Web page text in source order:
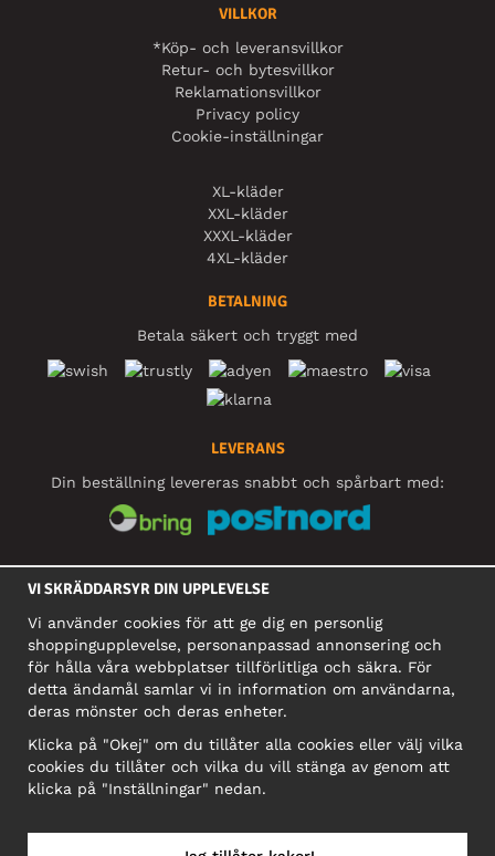
VILLKOR
*Köp- och leveransvillkor
Retur- och bytesvillkor
Reklamationsvillkor
Privacy policy
Cookie-inställningar
XL-kläder
XXL-kläder
XXXL-kläder
4XL-kläder
BETALNING
Betala säkert och tryggt med
LEVERANS
Din beställning levereras snabbt och spårbart med:
SOCIALA MEDIER
FÖRETAG
Motley Denim Europe OÜ
Narva mnt 5, EE-10117 Tallinn
Org: 12356245, Momsnummer: SE502090048501
OBS! Skicka inte varureturer till denna adress!
VI SKRÄDDARSYR DIN UPPLEVELSE
Vi använder cookies för att ge dig en personlig
shoppingupplevelse, personanpassad annonsering och
för hålla våra webbplatser tillförlitliga och säkra. För
detta ändamål samlar vi in information om användarna,
deras mönster och deras enheter.
Klicka på "Okej" om du tillåter alla cookies eller välj vilka
cookies du tillåter och vilka du vill stänga av genom att
klicka på "Inställningar" nedan.